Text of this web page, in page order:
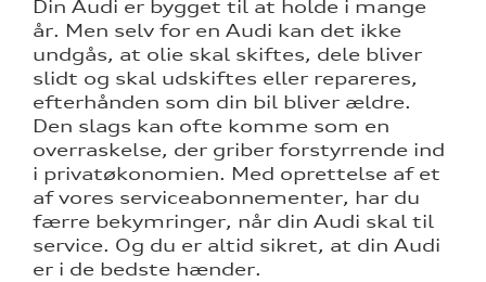
5 år?
elbiler
til
Din Audi er bygget til at holde i mange
år. Men selv for en Audi kan det ikke
undgås, at olie skal skiftes, dele bliver
slidt og skal udskiftes eller repareres,
efterhånden som din bil bliver ældre.
Den slags kan ofte komme som en
overraskelse, der griber forstyrrende ind
i privatøkonomien. Med oprettelse af et
af vores serviceabonnementer, har du
færre bekymringer, når din Audi skal til
service. Og du er altid sikret, at din Audi
er i de bedste hænder.